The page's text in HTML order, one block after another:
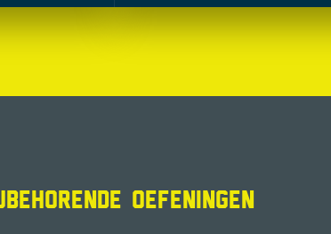
OEFENINGEN